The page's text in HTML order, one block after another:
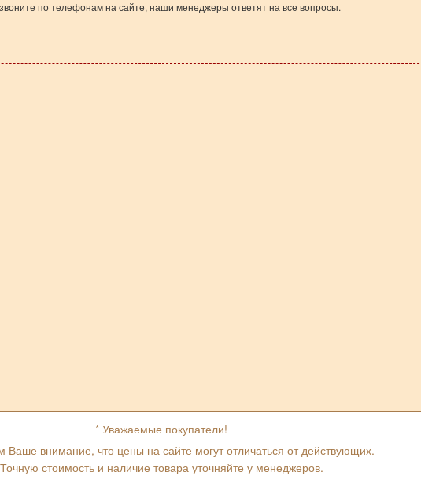
по телефонам на сайте, наши менеджеры ответят на все вопросы.
* Уважаемые покупатели!
внимание, что цены на сайте могут отличаться от действующих.
Точную стоимость и наличие товара уточняйте у менеджеров.